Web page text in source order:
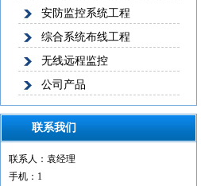
安防监控系统工程
综合系统布线工程
无线远程监控
公司产品
联系我们
联系人：袁经理
手机：1